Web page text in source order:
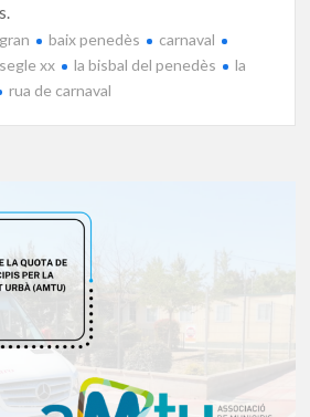
baix penedès
carnaval
xx la bisbal del penedès
la
rua de carnaval